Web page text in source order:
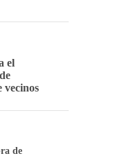
el
vecinos
de